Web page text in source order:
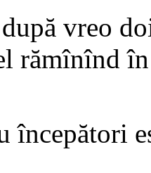
vreo
rămînînd
începători